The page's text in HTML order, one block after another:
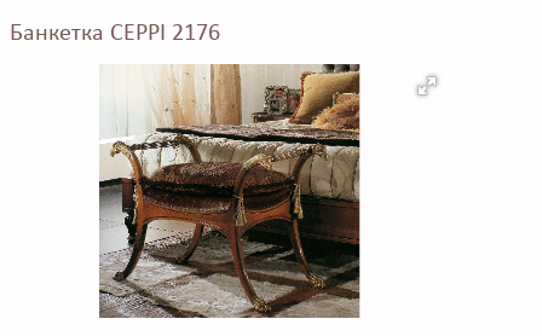
Банкетка CEPPI 2176